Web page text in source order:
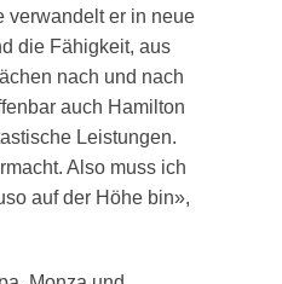
verwandelt er in neue
die Fähigkeit, aus
nach und nach
auch Hamilton
Leistungen.
Also muss ich
auf der Höhe bin»,